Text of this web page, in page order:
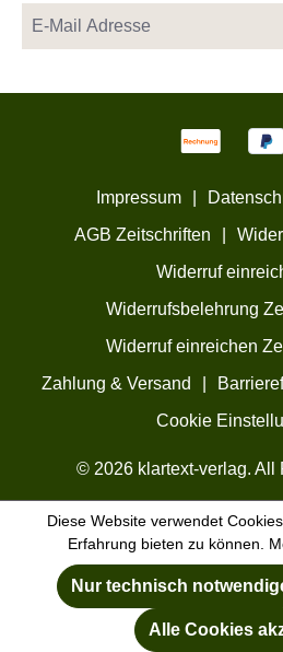
© 2026 klartext-verlag. All
Impressum
AGB Zeitschriften
Widerruf
Widerrufsbelehrung
Widerruf einreichen
Zahlung & Versand
Cookie
Diese Website verwendet
Erfahrung bieten zu können.
Nur technisch
Alle Cookies